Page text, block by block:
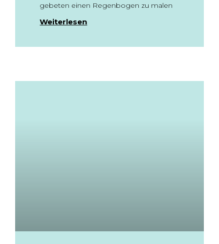
gebeten einen Regenbogen zu malen
Weiterlesen